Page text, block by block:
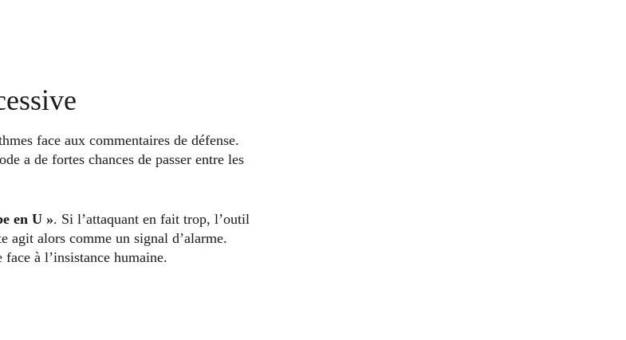
face aux commentaires de défense.
a de fortes chances de passer entre les
en U ». Si l’attaquant en fait trop, l’outil
agit alors comme un signal d’alarme.
à l’insistance humaine.